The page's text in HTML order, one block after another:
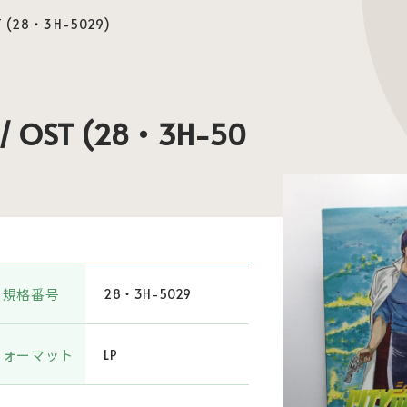
(28・3H-5029)
OST (28・3H-50
規格番号 28・3H-5029
ーマット LP